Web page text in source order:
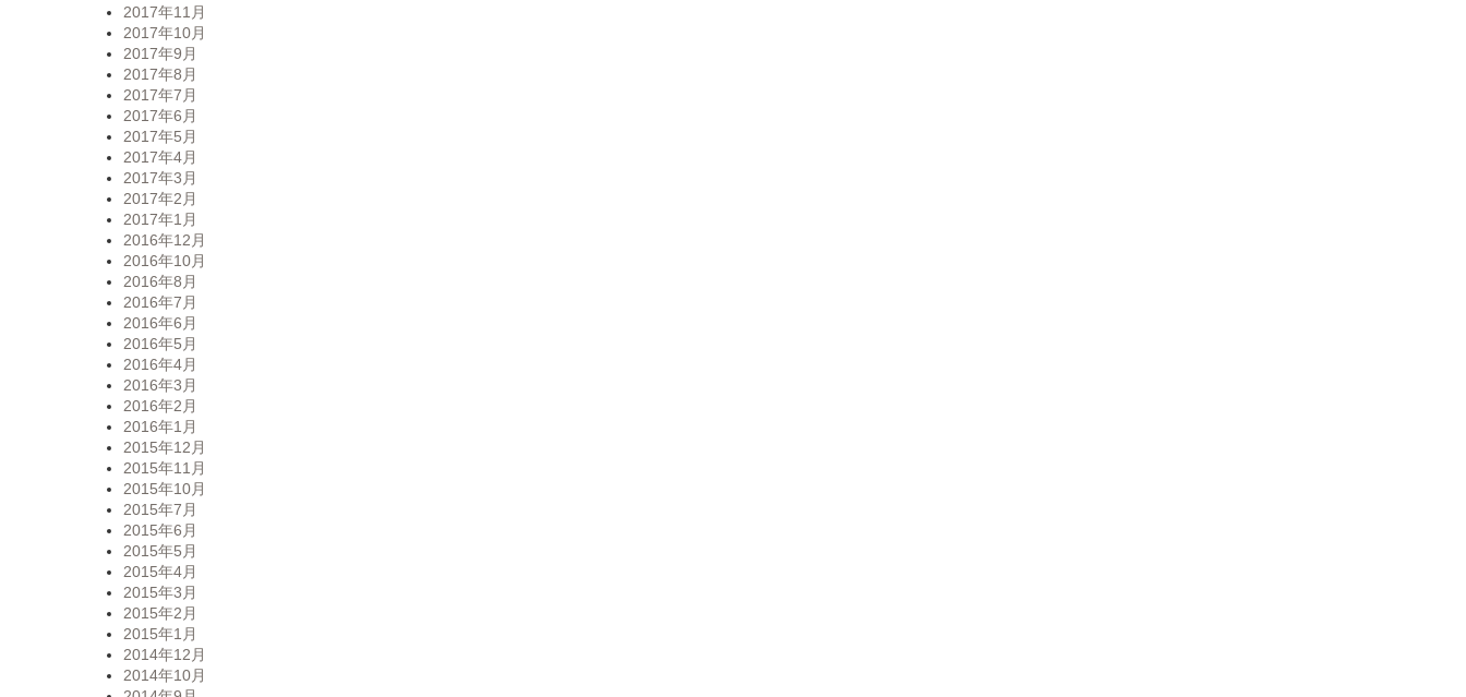
2017年11月
2017年10月
2017年9月
2017年8月
2017年7月
2017年6月
2017年5月
2017年4月
2017年3月
2017年2月
2017年1月
2016年12月
2016年10月
2016年8月
2016年7月
2016年6月
2016年5月
2016年4月
2016年3月
2016年2月
2016年1月
2015年12月
2015年11月
2015年10月
2015年7月
2015年6月
2015年5月
2015年4月
2015年3月
2015年2月
2015年1月
2014年12月
2014年10月